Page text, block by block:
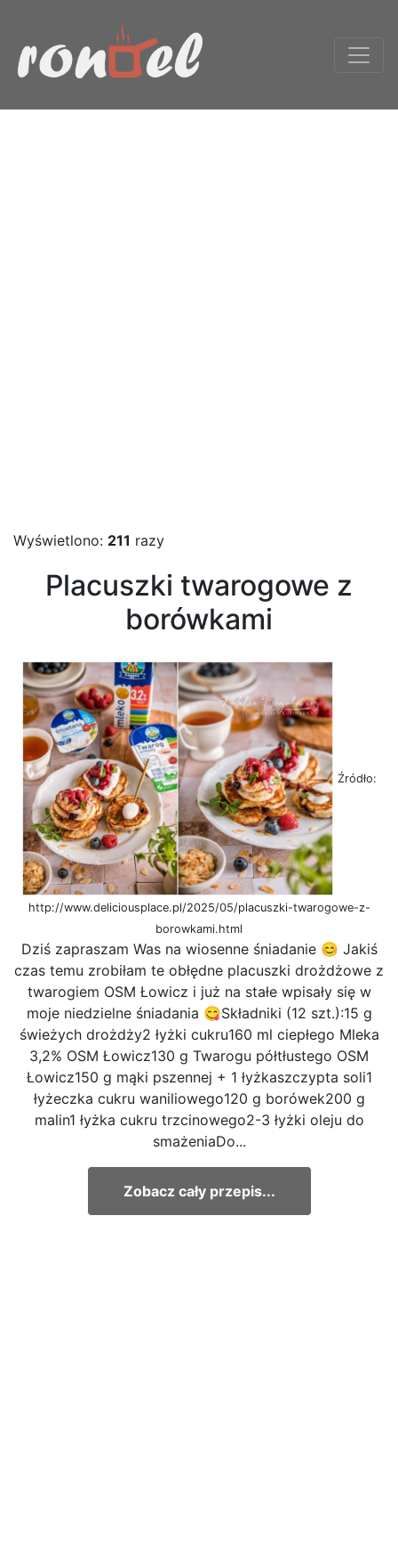
Wyświetlono: 211 razy
Placuszki twarogowe z
borówkami
Źródło:
http://www.deliciousplace.pl/2025/05/placuszki-twarogowe-z-
borowkami.html
Dziś zapraszam Was na wiosenne śniadanie 😊 Jakiś
czas temu zrobiłam te obłędne placuszki drożdżowe z
twarogiem OSM Łowicz i już na stałe wpisały się w
moje niedzielne śniadania 😋Składniki (12 szt.):15 g
świeżych drożdży2 łyżki cukru160 ml ciepłego Mleka
3,2% OSM Łowicz130 g Twarogu półtłustego OSM
Łowicz150 g mąki pszennej + 1 łyżkaszczypta soli1
łyżeczka cukru waniliowego120 g borówek200 g
malin1 łyżka cukru trzcinowego2-3 łyżki oleju do
smażeniaDo...
Zobacz cały przepis...